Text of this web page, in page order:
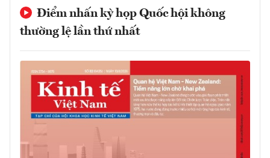
Điểm nhấn kỳ họp Quốc hội không
thường lệ lần thứ nhất